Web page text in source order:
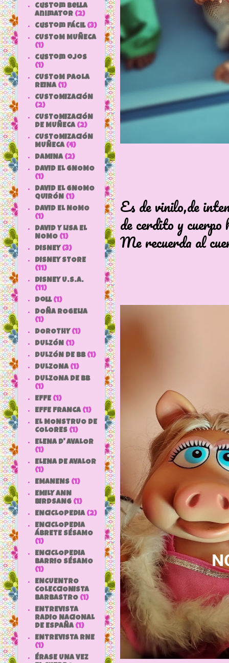
Es de vinilo,de
de cerdito y cuerpo
Me recuerda al
custom bella
animator (2)
custom fácil (3)
CUSTOM MUÑECA
(1)
custom ojos
(1)
CUSTOM PAOLA
REINA (1)
CUSTOMIZACIÓN
(2)
CUSTOMIZACIÓN
DE MUÑECA (2)
CUSTOMIZACIÓN
MUÑECA (4)
DAMINA (2)
DAVID EL GNOMO
(1)
DAVID EL GNOMO
QUIRÓN (1)
DAVID EL NOMO
(1)
DAVID Y LISA EL
NOMO (1)
DISNEY (3)
DISNEY STORE
(11)
DISNEY U.S.A.
(11)
doll (1)
DOÑA ROGELIA
(1)
DOROTHY (1)
DULZÓN (1)
DULZÓN DE BB (1)
DULZONA (1)
DULZONA DE BB
(1)
EFFE (1)
EFFE FRANCA (1)
EL MONSTRUO DE
COLORES (1)
ELENA D' AVALOR
(1)
ELENA DE AVALOR
(1)
EMANENS (1)
EMILY ANN
BIRDSANG (1)
ENCICLOPEDIA (2)
ENCICLOPEDIA
ÁBRETE SÉSAMO
(1)
ENCICLOPEDIA
BARRIO SÉSAMO
(1)
ENCUENTRO
COLECCIONISTA
BARBASTRO (1)
ENTREVISTA
RADIO NACIONAL
DE ESPAÑA (1)
ENTREVISTA RNE
(1)
ÉRASE UNA VEZ